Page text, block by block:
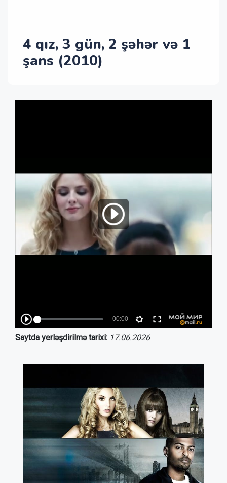
4 qız, 3 gün, 2 şəhər və 1
şans (2010)
Saytda yerləşdirilmə tarixi: 17.06.2026